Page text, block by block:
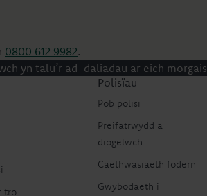
0800 612 9982.
yn talu’r ad-daliadau ar eich morgais
tro
Polisïau
Pob polisi
Preifatrwydd a
diogelwch
Caethwasiaeth fodern
Gwybodaeth i